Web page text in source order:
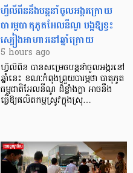
ហ្វីលីពីននឹងបន្តនាំចូលអង្ករក្រោយ
បារម្ភបាតុភូតអែលនីណូ បង្កឱ្យខ្វះ
ស្បៀងអាហារនៅឆ្នាំក្រោយ
5 hours ago
ហ្វីលីពីន បាន​សម្រេចបន្តនាំចូលអង្ករនៅ
ឆ្នាំនេះ ខណៈកំពុងព្រួយបារម្ភថា បាតុភូត
ធម្មជាតិអែលនីណូ ដ៏ខ្លាំងក្លា​ អាចនឹង
ធ្វើឱ្យផលិតកម្មស្រូវក្នុងស្រុ…